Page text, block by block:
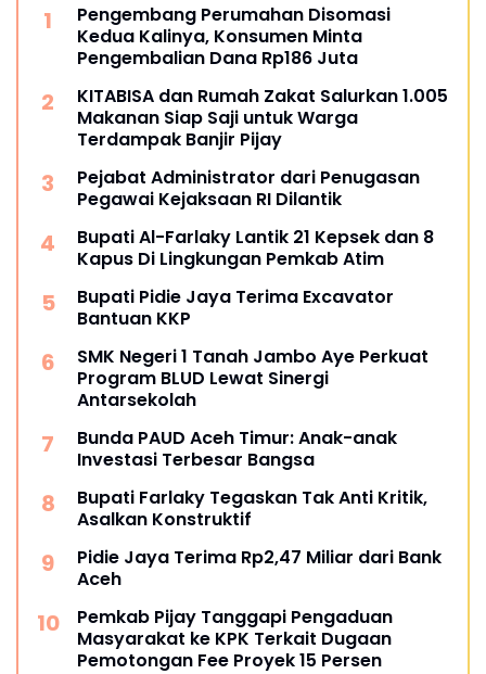
Pengembang Perumahan Disomasi
Kedua Kalinya, Konsumen Minta
Pengembalian Dana Rp186 Juta
KITABISA dan Rumah Zakat Salurkan 1.005
Makanan Siap Saji untuk Warga
Terdampak Banjir Pijay
Pejabat Administrator dari Penugasan
Pegawai Kejaksaan RI Dilantik
Bupati Al-Farlaky Lantik 21 Kepsek dan 8
Kapus Di Lingkungan Pemkab Atim
Bupati Pidie Jaya Terima Excavator
Bantuan KKP
SMK Negeri 1 Tanah Jambo Aye Perkuat
Program BLUD Lewat Sinergi
Antarsekolah
Bunda PAUD Aceh Timur: Anak-anak
Investasi Terbesar Bangsa
Bupati Farlaky Tegaskan Tak Anti Kritik,
Asalkan Konstruktif
Pidie Jaya Terima Rp2,47 Miliar dari Bank
Aceh
Pemkab Pijay Tanggapi Pengaduan
Masyarakat ke KPK Terkait Dugaan
Pemotongan Fee Proyek 15 Persen